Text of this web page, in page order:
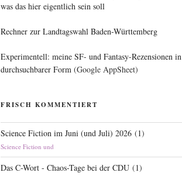
was das hier eigentlich sein soll
Rechner zur Landtagswahl Baden-Württemberg
Experimentell: meine SF- und Fantasy-Rezensionen in
durchsuchbarer Form (Google AppSheet)
FRISCH KOMMENTIERT
Science Fiction im Juni (und Juli) 2026 (1)
Science Fiction und
Das C-Wort - Chaos-Tage bei der CDU (1)